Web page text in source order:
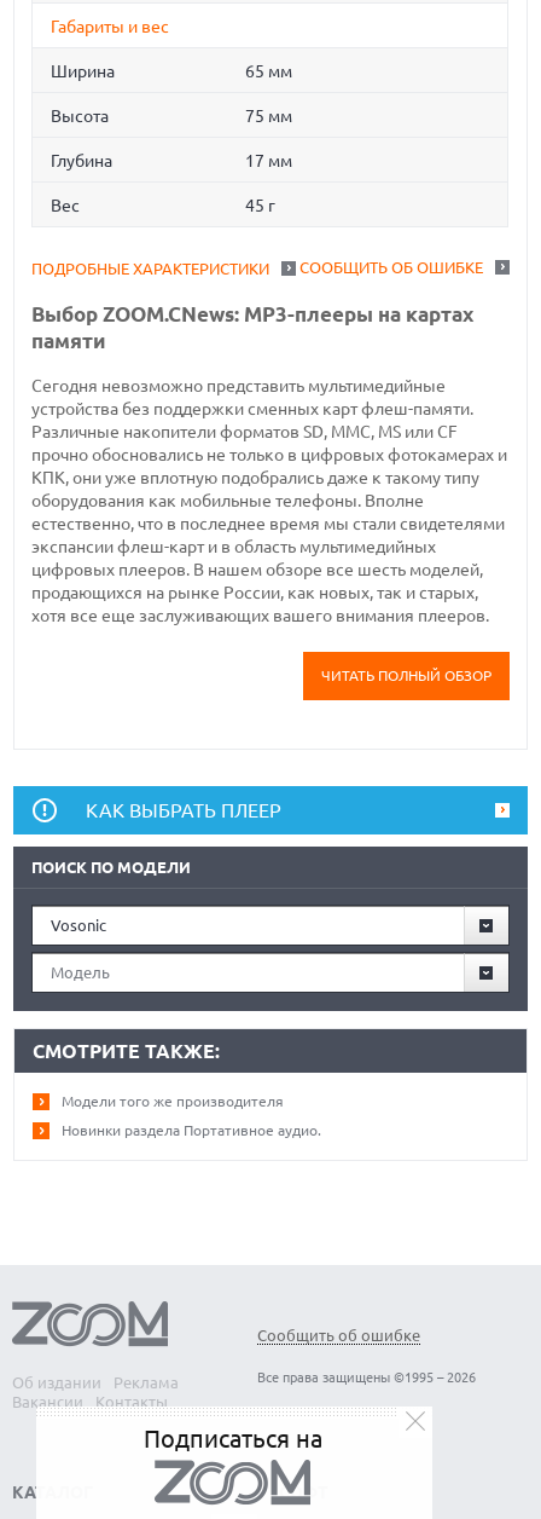
Габариты и вес
Ширина 65 мм
Высота 75 мм
Глубина 17 мм
Вес 45 г
СООБЩИТЬ ОБ ОШИБКЕ
ПОДРОБНЫЕ ХАРАКТЕРИСТИКИ
Выбор ZOOM.CNews: MP3-плееры на картах
памяти
Сегодня невозможно представить мультимедийные
устройства без поддержки сменных карт флеш-памяти.
Различные накопители форматов SD, MMC, MS или CF
прочно обосновались не только в цифровых фотокамерах и
КПК, они уже вплотную подобрались даже к такому типу
оборудования как мобильные телефоны. Вполне
естественно, что в последнее время мы стали свидетелями
экспансии флеш-карт и в область мультимедийных
цифровых плееров. В нашем обзоре все шесть моделей,
продающихся на рынке России, как новых, так и старых,
хотя все еще заслуживающих вашего внимания плееров.
ЧИТАТЬ ПОЛНЫЙ ОБЗОР
КАК ВЫБРАТЬ ПЛЕЕР
ПОИСК ПО МОДЕЛИ
Vosonic
Модель
СМОТРИТЕ ТАКЖЕ:
Модели того же производителя
Новинки раздела Портативное аудио.
Об издании
Реклама
Вакансии
Контакты
Сообщить об ошибке
Все права защищены ©1995 – 2026
КАТАЛОГ СОФТ
Подписаться на